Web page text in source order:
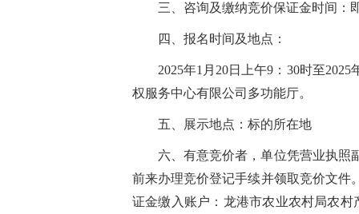
三、咨询及缴纳竞价保证金时间：
四、报名时间及地点：
2025年1月20日上午9：30时至
权服务中心有限公司多功能厅。
五、展示地点：标的所在地
六、有意竞价者，单位凭营业执照
前来办理竞价登记手续并领取竞价文件
证金缴入账户：龙港市农业农村局农村